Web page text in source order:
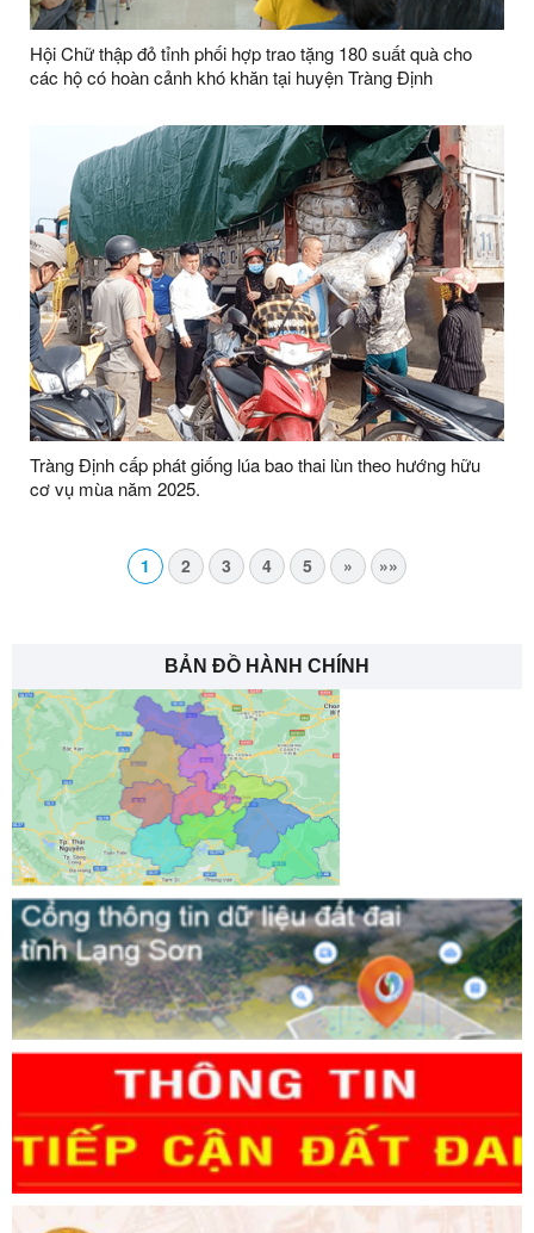
Hội Chữ thập đỏ tỉnh phối hợp trao tặng 180 suất quà cho
các hộ có hoàn cảnh khó khăn tại huyện Tràng Định
Tràng Định cấp phát giống lúa bao thai lùn theo hướng hữu
cơ vụ mùa năm 2025.
1 2 3 4 5 » »»
BẢN ĐỒ HÀNH CHÍNH